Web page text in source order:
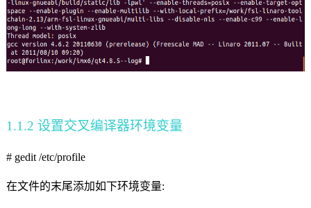
1.1.2 设置交叉编译器环境变量
# gedit /etc/profile
在文件的末尾添加如下环境变量: